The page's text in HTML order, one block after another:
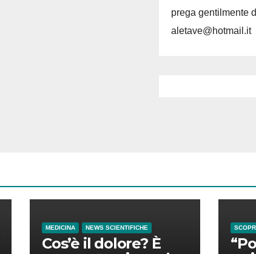
prega gentilmente
aletave@hotmail.it
MEDICINA NEWS SCIENTIFICHE
Cos’è il dolore? È